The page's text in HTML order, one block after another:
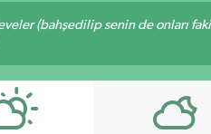
(bahşedilip senin de onları